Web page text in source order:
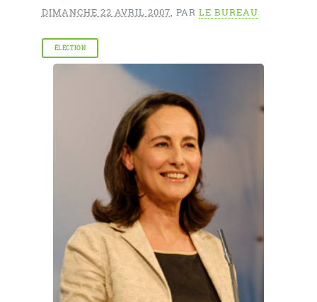
DIMANCHE 22 AVRIL 2007, PAR LE BUREAU
ÉLECTION